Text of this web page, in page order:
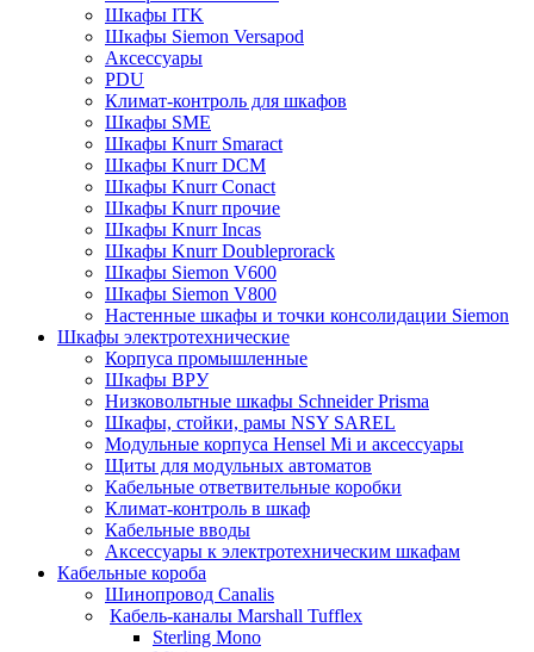
Шкафы ITK
Шкафы Siemon Versapod
Аксессуары
PDU
Климат-контроль для шкафов
Шкафы SME
Шкафы Knurr Smaract
Шкафы Knurr DCM
Шкафы Knurr Conact
Шкафы Knurr прочие
Шкафы Knurr Incas
Шкафы Knurr Doubleprorack
Шкафы Siemon V600
Шкафы Siemon V800
Настенные шкафы и точки консолидации Siemon
Шкафы электротехнические
Корпуса промышленные
Шкафы ВРУ
Низковольтные шкафы Schneider Prisma
Шкафы, стойки, рамы NSY SAREL
Модульные корпуса Hensel Mi и аксессуары
Щиты для модульных автоматов
Кабельные ответвительные коробки
Климат-контроль в шкаф
Кабельные вводы
Аксессуары к электротехническим шкафам
Кабельные короба
Шинопровод Canalis
Кабель-каналы Marshall Tufflex
Sterling Mono